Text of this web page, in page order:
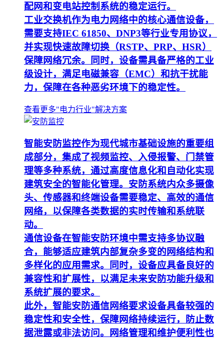
配网和变电站控制系统的稳定运行。
工业交换机作为电力网络中的核心通信设备，
需要支持IEC 61850、DNP3等行业专用协议，
并实现快速故障切换（RSTP、PRP、HSR）
保障网络冗余。同时，设备需具备严格的工业
级设计，满足电磁兼容（EMC）和抗干扰能
力，保障在各种恶劣环境下的稳定性。
查看更多"电力行业"解决方案
智能安防监控作为现代城市基础设施的重要组
成部分，集成了视频监控、入侵报警、门禁管
理等多种系统，通过高度信息化和自动化实现
建筑安全的智能化管理。安防系统内众多摄像
头、传感器和终端设备需要稳定、高效的通信
网络，以保障各类数据的实时传输和系统联
动。
通信设备在智能安防环境中需支持多协议融
合，能够适应建筑内部复杂多变的网络结构和
多样化的应用需求。同时，设备应具备良好的
兼容性和扩展性，以满足未来安防功能升级和
系统扩展的要求。
此外，智能安防通信网络要求设备具备较强的
稳定性和安全性，保障网络持续运行，防止数
据泄露或非法访问。网络管理和维护便利性也